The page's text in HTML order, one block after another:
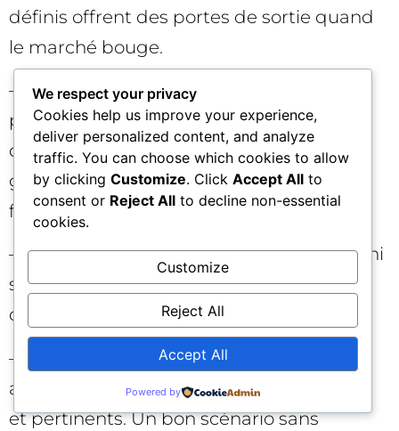
définis offrent des portes de sortie quand
le marché bouge.
– Survaloriser le dernier clic. Votre
planification PPC doit intégrer les effets
d’assistance et la contribution média
globale, sous peine d’étouffer le haut de
funnel.
– Lancer sans garde-fous. Sans stop-loss ni
seuils d’escalade, vous laissez l’inertie
décider à votre place.
– Oublier la créa. Les systèmes
automatisés sont affamés d’assets variés
et pertinents. Un bon scénario sans
We respect your privacy
Cookies help us improve your experience,
deliver personalized content, and analyze
traffic. You can choose which cookies to allow
by clicking Customize. Click Accept All to
consent or Reject All to decline non-essential
cookies.
Customize
Reject All
Accept All
Powered by